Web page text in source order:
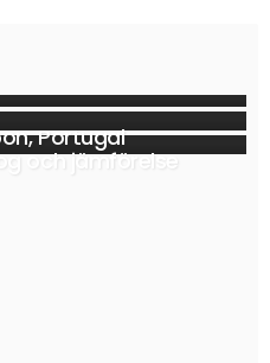
Portugal
och jämförelse